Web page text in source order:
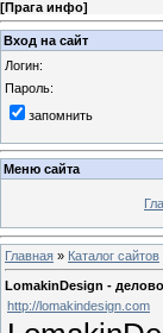
[Прага инфо]
Вход на сайт
Логин:
Пароль:
запомнить
Меню сайта
Главная » Каталог сайтов
LomakinDesign -
http://lomakindesign.com